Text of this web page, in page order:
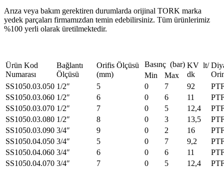
Arıza veya bakım gerektiren durumlarda orijinal TORK marka
yedek parçaları firmamızdan temin edebilirsiniz. Tüm ürünlerimiz
%100 yerli olarak üretilmektedir.
Ürün Kod
Numarası
Bağlantı
Ölçüsü
Orifis Ölçüsü
(mm)
Basınç (bar) KV lt/
dk
Min
Max
SS1050.03.050 1/2″ 5 0 7 92
SS1050.03.060 1/2″ 6 0 6 11
SS1050.03.070 1/2″ 7 0 5 12,4
SS1050.03.080 1/2″ 8 0 3 13,5
SS1050.03.090 3/4″ 9 0 2 16
SS1050.04.050 3/4″ 5 0 7 9,2
SS1050.04.060 3/4″ 6 0 6 11
SS1050.04.070 3/4″ 7 0 5 12,4